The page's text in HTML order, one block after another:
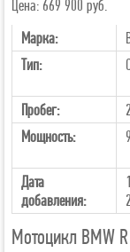
Цена: 669 900 руб.
Марка:
Тип:
Пробег:
Мощность:
Дата
добавления:
Мотоцикл BMW